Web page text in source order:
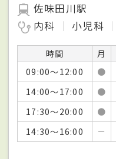
佐味田川駅
内科
小児科
時間 月
09:00～12:00
●
14:00～17:00
●
17:30～20:00
●
14:30～16:00
－